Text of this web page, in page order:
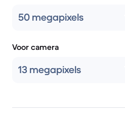
50 megapixels
Voor camera
13 megapixels